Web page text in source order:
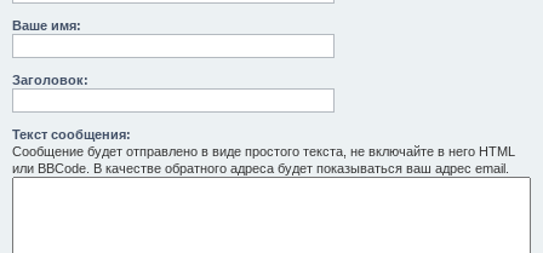
Ваше имя:
Заголовок:
Текст сообщения:
Сообщение будет отправлено в виде простого текста, не включайте в него HTML
или BBCode. В качестве обратного адреса будет показываться ваш адрес email.